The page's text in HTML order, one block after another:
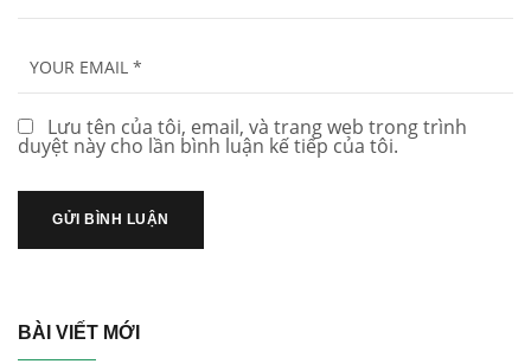
Lưu tên của tôi, email, và trang web trong trình
duyệt này cho lần bình luận kế tiếp của tôi.
BÀI VIẾT MỚI